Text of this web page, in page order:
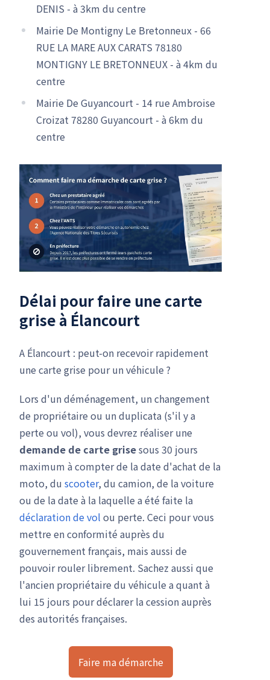
DENIS - à 3km du centre
Mairie De Montigny Le Bretonneux - 66
RUE LA MARE AUX CARATS 78180
MONTIGNY LE BRETONNEUX - à 4km du
centre
Mairie De Guyancourt - 14 rue Ambroise
Croizat 78280 Guyancourt - à 6km du
centre
Délai pour faire une carte
grise à Élancourt
A Élancourt : peut-on recevoir rapidement
une carte grise pour un véhicule ?
Lors d'un déménagement, un changement
de propriétaire ou un duplicata (s'il y a
perte ou vol), vous devrez réaliser une
demande de carte grisesous 30 jours
maximum à compter de la date d'achat de la
moto, du scooter, du camion, de la voiture
ou de la date à la laquelle a été faite la
déclaration de vol ou perte. Ceci pour vous
mettre en conformité auprès du
gouvernement français, mais aussi de
pouvoir rouler librement. Sachez aussi que
l'ancien propriétaire du véhicule a quant à
lui 15 jours pour déclarer la cession auprès
des autorités françaises.
Faire ma démarche